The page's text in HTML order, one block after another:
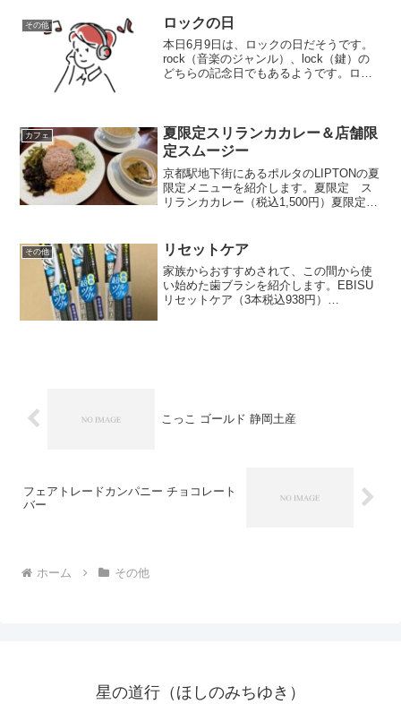
で道を切り開こうとしてい...
その他 ロックの日
本日6月9日は、ロックの日だそうです。
rock（音楽のジャンル）、lock（鍵）の
どちらの記念日でもあるようです。ロッ
気と変わったた...
カフェ
夏限定スリランカカレー＆店舗限
定スムージー
京都駅地下街にあるポルタのLIPTONの夏
限定メニューを紹介します。夏限定 ス
リランカカレー（税込1,500円）夏限定
豆カレー＆かぼちゃカレーでした。紅茶
の産地...
その他 リセットケア
家族からおすすめされて、この間から使
い始めた歯ブラシを紹介します。EBISU
リセットケア（3本税込938円）
こっこ ゴールド 静岡土産
フェアトレードカンパニー チョコレート
バー
ホーム その他
星の道行（ほしのみちゆき）